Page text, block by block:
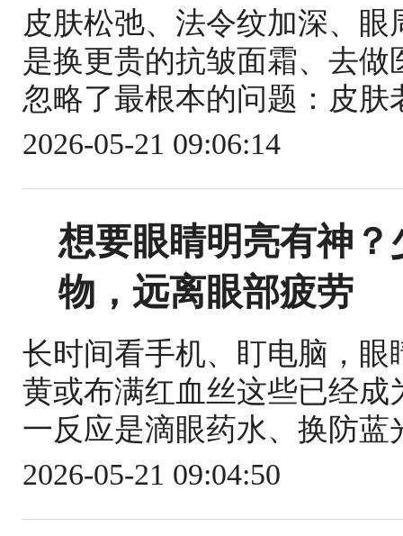
皮肤松弛、法令纹加深、
是换更贵的抗皱面霜、去
忽略了最根本的问题：皮
2026-05-21 09:06:14
想要眼睛明亮有神
物，远离眼部疲劳
长时间看手机、盯电脑，
黄或布满红血丝这些已经
一反应是滴眼药水、换防
2026-05-21 09:04:50